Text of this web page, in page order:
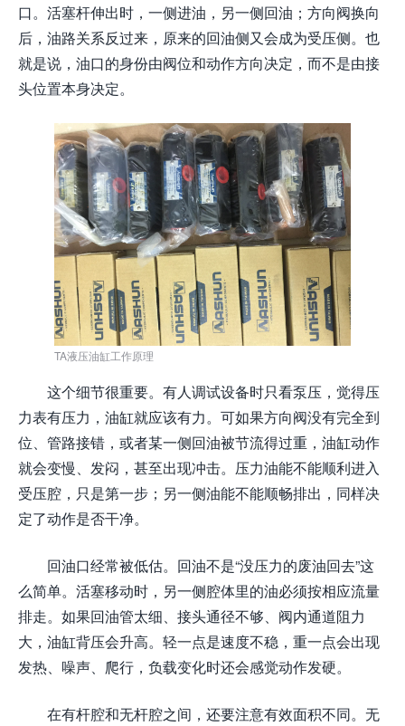
口。活塞杆伸出时，一侧进油，另一侧回油；方向阀换向
后，油路关系反过来，原来的回油侧又会成为受压侧。也
就是说，油口的身份由阀位和动作方向决定，而不是由接
头位置本身决定。
TA液压油缸工作原理
这个细节很重要。有人调试设备时只看泵压，觉得压
力表有压力，油缸就应该有力。可如果方向阀没有完全到
位、管路接错，或者某一侧回油被节流得过重，油缸动作
就会变慢、发闷，甚至出现冲击。压力油能不能顺利进入
受压腔，只是第一步；另一侧油能不能顺畅排出，同样决
定了动作是否干净。
回油口经常被低估。回油不是“没压力的废油回去”这
么简单。活塞移动时，另一侧腔体里的油必须按相应流量
排走。如果回油管太细、接头通径不够、阀内通道阻力
大，油缸背压会升高。轻一点是速度不稳，重一点会出现
发热、噪声、爬行，负载变化时还会感觉动作发硬。
在有杆腔和无杆腔之间，还要注意有效面积不同。无